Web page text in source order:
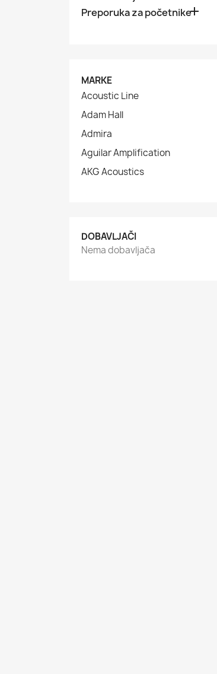
Preporuka za početnike
MARKE
Acoustic Line
Adam Hall
Admira
Aguilar Amplification
AKG Acoustics
DOBAVLJAČI
Nema dobavljača